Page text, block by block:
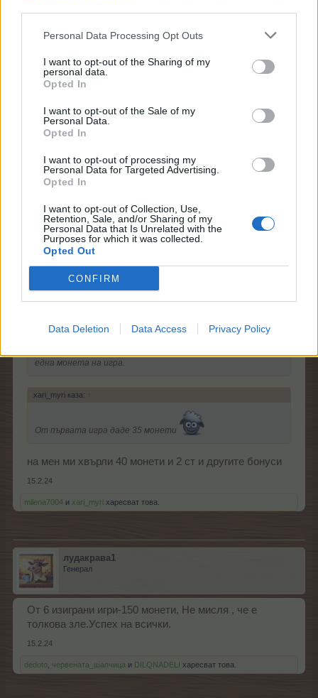
Personal Data Processing Opt Outs
I want to opt-out of the Sharing of my
personal data.
Opted In
I want to opt-out of the Sale of my
Personal Data.
Opted In
I want to opt-out of processing my
Personal Data for Targeted Advertising.
Opted In
I want to opt-out of Collection, Use,
Retention, Sale, and/or Sharing of my
Personal Data that Is Unrelated with the
Purposes for which it was collected.
Opted Out
CONFIRM
Data Deletion Data Access Privacy Policy
15.2.24
xari_myri
Ветеран
От първата игра даде 35 монети
milena7004иmimi123123456харесват това.
nasko9898
milena7004 каза:↑
една монета на игра.
xari_myri каза: ↑
От първата игра даде 35 монети
на мен ми хвърли 40 монети и 2 ст и другите бонуси
15.2.24
milena7004 и xari_myri харесват това.
лудакрава1
Генерал
От 6 изиграни игри-150 монети, Не мисля , че е
толкова зле.Успех на всички.
15.2.24
dedoto червената_шапчица и DILQNADELI харесват това.